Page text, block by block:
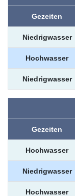
Gezeiten
Niedrigwasser
Hochwasser
Niedrigwasser
Gezeiten
Hochwasser
Niedrigwasser
Hochwasser